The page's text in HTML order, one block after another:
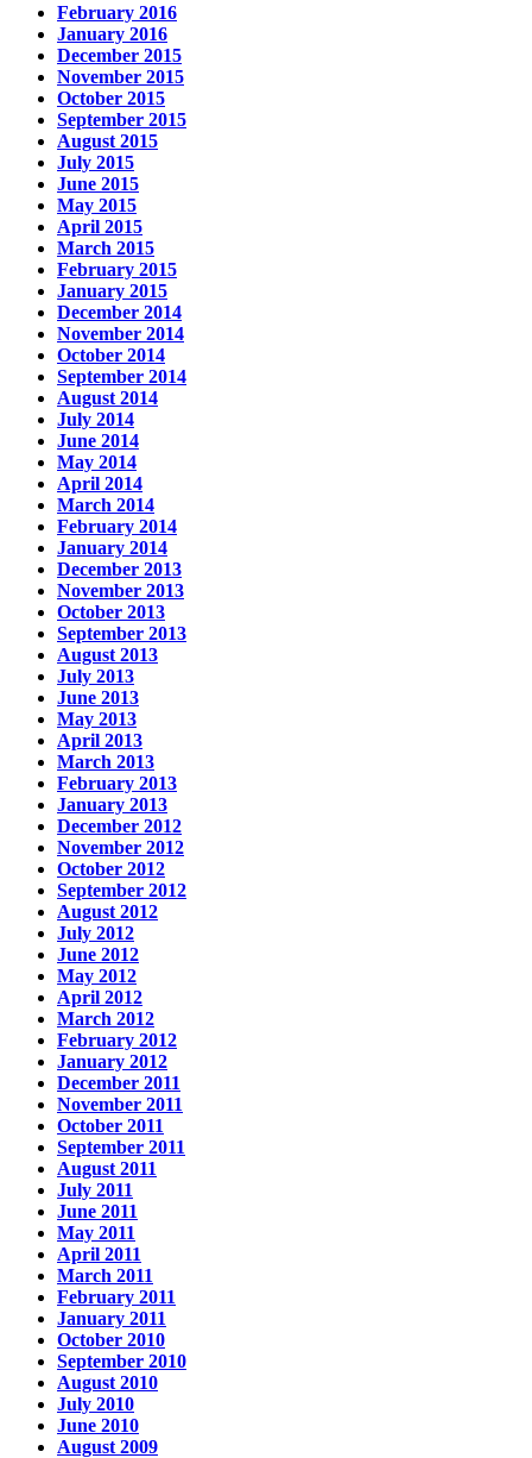
February 2016
January 2016
December 2015
November 2015
October 2015
September 2015
August 2015
July 2015
June 2015
May 2015
April 2015
March 2015
February 2015
January 2015
December 2014
November 2014
October 2014
September 2014
August 2014
July 2014
June 2014
May 2014
April 2014
March 2014
February 2014
January 2014
December 2013
November 2013
October 2013
September 2013
August 2013
July 2013
June 2013
May 2013
April 2013
March 2013
February 2013
January 2013
December 2012
November 2012
October 2012
September 2012
August 2012
July 2012
June 2012
May 2012
April 2012
March 2012
February 2012
January 2012
December 2011
November 2011
October 2011
September 2011
August 2011
July 2011
June 2011
May 2011
April 2011
March 2011
February 2011
January 2011
October 2010
September 2010
August 2010
July 2010
June 2010
August 2009